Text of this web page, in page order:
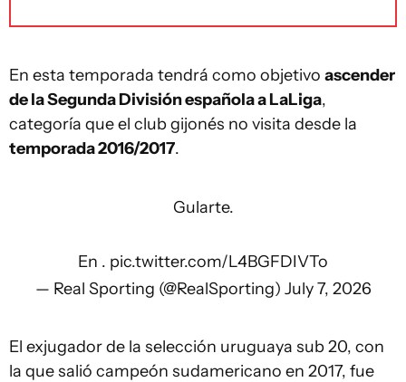
En esta temporada tendrá como objetivo ascender
de la Segunda División española a LaLiga,
categoría que el club gijonés no visita desde la
temporada 2016/2017.
Gularte.
En . pic.twitter.com/L4BGFDIVTo
— Real Sporting (@RealSporting) July 7, 2026
El exjugador de la selección uruguaya sub 20, con
la que salió campeón sudamericano en 2017, fue